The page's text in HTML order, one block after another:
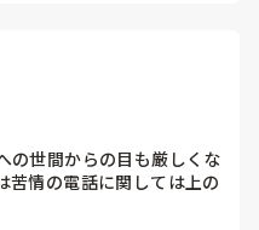
にしています。
にしよう。
の間の扉を閉めるか閉めな
と仰ってます。
りますか？
癪になってしまうAちゃん
でいれば癇癪を起こさない
の世間からの目も厳しくな
苦情の電話に関しては上の
みを行い、反論したり、事